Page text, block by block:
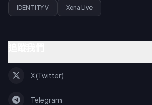
IDENTITY V Xena Live
X (Twitter)
Telegram